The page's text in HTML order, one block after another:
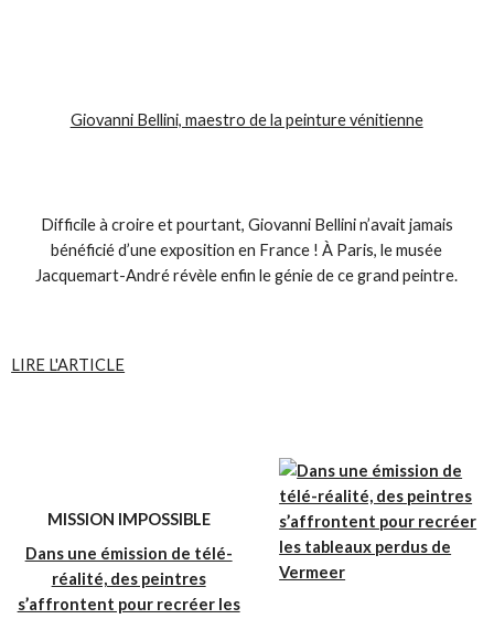
Giovanni Bellini, maestro de la peinture vénitienne
Difficile à croire et pourtant, Giovanni Bellini n’avait jamais
bénéficié d’une exposition en France ! À Paris, le musée
Jacquemart-André révèle enfin le génie de ce grand peintre.
LIRE L'ARTICLE
MISSION IMPOSSIBLE
Dans une émission de télé-
réalité, des peintres
s’affrontent pour recréer les